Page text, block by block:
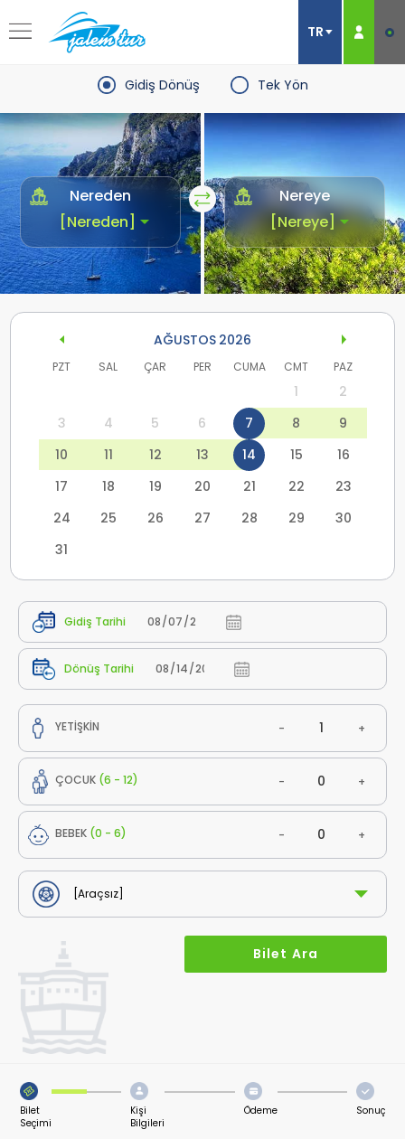
Gidiş Dönüş Tek Yön
Nereden Nereye
AĞUSTOS 2026
PZT SAL ÇAR PER CUMA CMT PAZ
1
2
3
4 5 6 7 8
9
10
11 12 13 14 15
16
17
18 19 20 21 22
23
24
25 26 27 28 29
30
31
Gidiş Tarihi
Dönüş Tarihi
YETİŞKİN - +
ÇOCUK (6 - 12) - +
BEBEK (0 - 6) - +
Bilet
Seçimi
Kişi
Bilgileri
Ödeme Sonuç